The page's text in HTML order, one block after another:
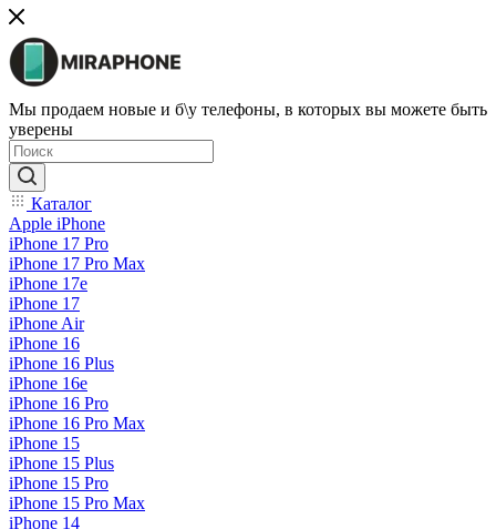
Мы продаем новые и б\у телефоны, в которых вы можете быть
уверены
Каталог
Apple iPhone
iPhone 17 Pro
iPhone 17 Pro Max
iPhone 17e
iPhone 17
iPhone Air
iPhone 16
iPhone 16 Plus
iPhone 16e
iPhone 16 Pro
iPhone 16 Pro Max
iPhone 15
iPhone 15 Plus
iPhone 15 Pro
iPhone 15 Pro Max
iPhone 14